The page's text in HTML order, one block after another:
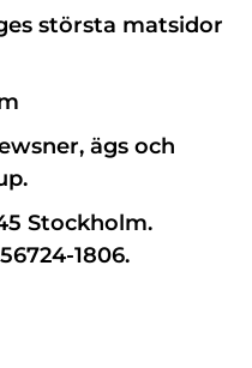
största matsidor
ägs och
Stockholm.
1806.